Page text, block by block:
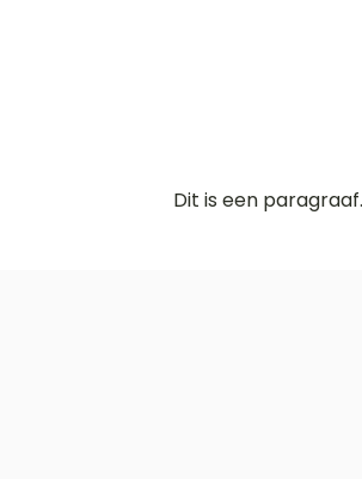
Dit is een